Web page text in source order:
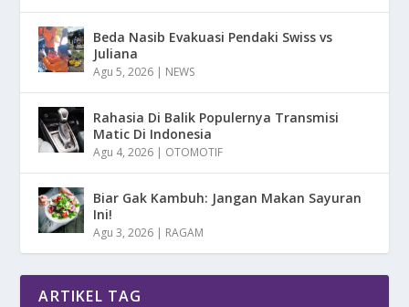
Beda Nasib Evakuasi Pendaki Swiss vs
Juliana
Agu 5, 2026 | NEWS
Rahasia Di Balik Populernya Transmisi
Matic Di Indonesia
Agu 4, 2026 | OTOMOTIF
Biar Gak Kambuh: Jangan Makan Sayuran
Ini!
Agu 3, 2026 | RAGAM
ARTIKEL TAG